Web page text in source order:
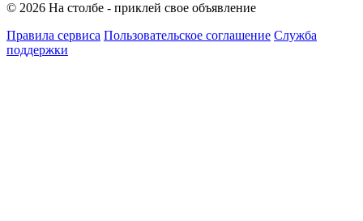
© 2026 На столбе - приклей свое объявление
Правила сервиса Пользовательское соглашение Служба
поддержки